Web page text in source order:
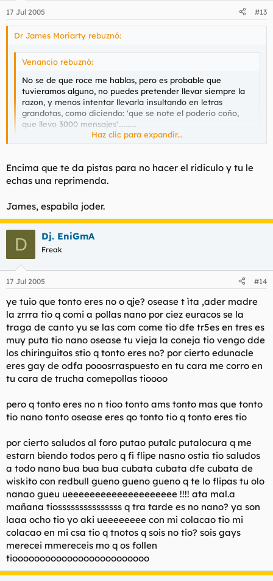
17 Jul 2005 #13
Dr James Moriarty rebuznó:
Venancio rebuznó:
No se de que roce me hablas, pero es probable que
tuvieramos alguno, no puedes pretender llevar siempre la
razon, y menos intentar llevarla insultando en letras
grandotas, como diciendo: 'que se note el poderio coño,
que llevo 3000 mensajes'..........
Por lo demas, nada mas xD
Saludetes.
Disculpame si te molesta el tipo de letra, pero ante su
"cantidad y calidad" de gilipolleces y mentiras, debo valerme
de algo que lo equilibre.
Si es necesario prescido de ellas.
Y sobre los 3000 mensajes; deberia aprovechar este tiempo en
algo mas productico. Y no, por tener un contador de mensaje
no me creo mas que nadie, pero no permitire que se me toque
la polla y me tenga que callar.
No hombre, que hay cosas mas divertidas en este foro que las
peleitas.
Un saludo.
Haz clic para expandir...
Encima que te da pistas para no hacer el ridiculo y tu le
echas una reprimenda.
James, espabila joder.
D Dj. EniGmA
Freak
17 Jul 2005 #14
ye tuio que tonto eres no o qje? osease t ìta ,ader madre
la zrrra tio q comi a pollas nano por ciez euracos se la
traga de canto yu se las com come tio dfe tr5es en tres es
muy puta tio nano osease tu vieja la coneja tio vengo dde
los chiringuitos stio q tonto eres no? por cierto edunacle
eres gay de odfa pooosrraspuesto en tu cara me corro en
tu cara de trucha comepollas tioooo
pero q tonto eres no n tioo tonto ams tonto mas que tonto
tio nano tonto osease eres qo tonto tio q tonto eres tio
por cierto saludos al foro putao putalc putalocura q me
estarn biendo todos pero q fi flipe nasno ostia tio saludos
a todo nano bua bua bua cubata cubata dfe cubata de
wiskito con redbull gueno gueno gueno q te lo flipas tu olo
nanao gueu ueeeeeeeeeeeeeeeeeeee !!!! ata mal.a
mañana tiosssssssssssssss q tra tarde es no nano? ya son
laaa ocho tio yo aki ueeeeeeee con mi colacao tio mi
colacao en mi csa tio q tnotos q sois no tio? sois gays
merecei mmereceis mo q os follen
tiooooooooooooooooooooooooo